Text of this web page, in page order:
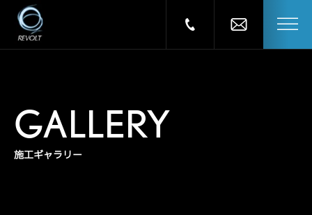
GALLERY
施工ギャラリー